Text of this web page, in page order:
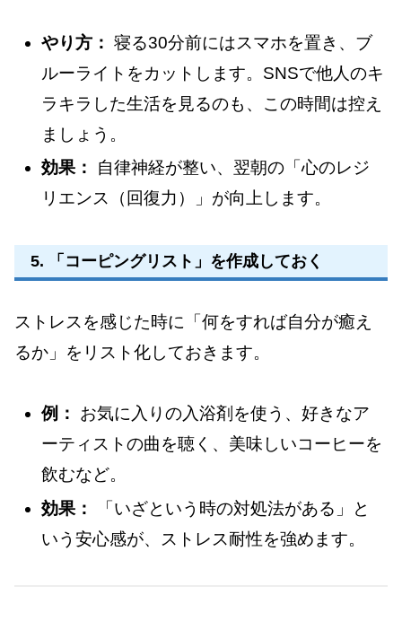
やり方： 寝る30分前にはスマホを置き、ブ
ルーライトをカットします。SNSで他人のキ
ラキラした生活を見るのも、この時間は控え
ましょう。
効果：
自律神経が整い、翌朝の「心のレジ
リエンス（回復力）」が向上します。
5. 「コーピングリスト」を作成しておく
ストレスを感じた時に「何をすれば自分が癒え
るか」をリスト化しておきます。
例：
お気に入りの入浴剤を使う、好きなア
ーティストの曲を聴く、美味しいコーヒーを
飲むなど。
効果：
「いざという時の対処法がある」と
いう安心感が、ストレス耐性を強めます。